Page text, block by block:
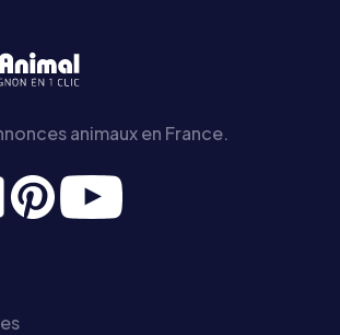
animaux en France.